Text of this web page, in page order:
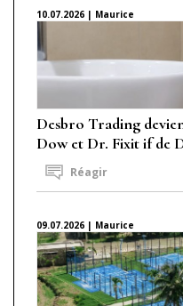
10.07.2026 | Maurice
Desbro Trading
Dow et Dr. Fixit if de
Réagir
09.07.2026 | Maurice